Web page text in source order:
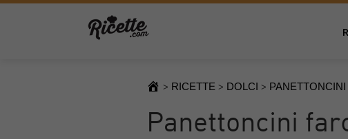
> RICETTE > DOLCI >
Panettoncini